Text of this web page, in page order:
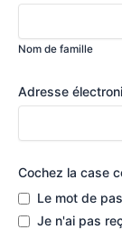
Nom de famille
Adresse
Cochez la case
Le mot de
Je n'ai pas